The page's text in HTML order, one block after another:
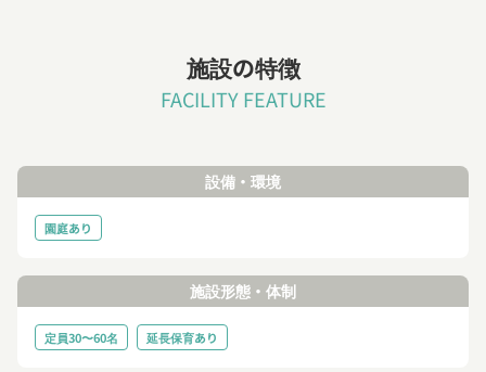
施設の特徴
FACILITY FEATURE
設備・環境
園庭あり
施設形態・体制
定員30〜60名 延長保育あり